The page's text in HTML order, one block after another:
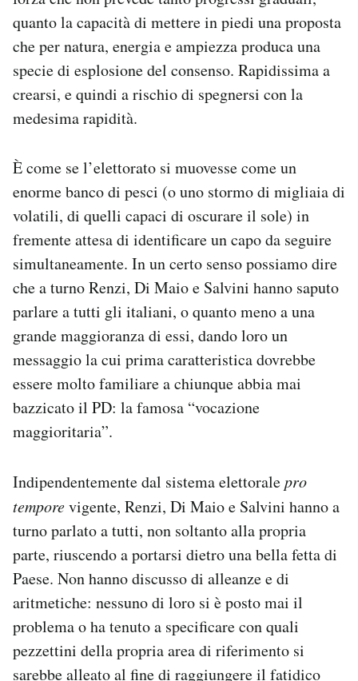
quanto la capacità di mettere in piedi una proposta
che per natura, energia e ampiezza produca una
specie di esplosione del consenso. Rapidissima a
crearsi, e quindi a rischio di spegnersi con la
medesima rapidità.
È come se l’elettorato si muovesse come un
enorme banco di pesci (o uno stormo di migliaia di
volatili, di quelli capaci di oscurare il sole) in
fremente attesa di identificare un capo da seguire
simultaneamente. In un certo senso possiamo dire
che a turno Renzi, Di Maio e Salvini hanno saputo
parlare a tutti gli italiani, o quanto meno a una
grande maggioranza di essi, dando loro un
messaggio la cui prima caratteristica dovrebbe
essere molto familiare a chiunque abbia mai
bazzicato il PD: la famosa “vocazione
maggioritaria”.
Indipendentemente dal sistema elettoralepro
temporevigente, Renzi, Di Maio e Salvini hanno a
turno parlato a tutti, non soltanto alla propria
parte, riuscendo a portarsi dietro una bella fetta di
Paese. Non hanno discusso di alleanze e di
aritmetiche: nessuno di loro si è posto mai il
problema o ha tenuto a specificare con quali
pezzettini della propria area di riferimento si
sarebbe alleato al fine di raggiungere il fatidico